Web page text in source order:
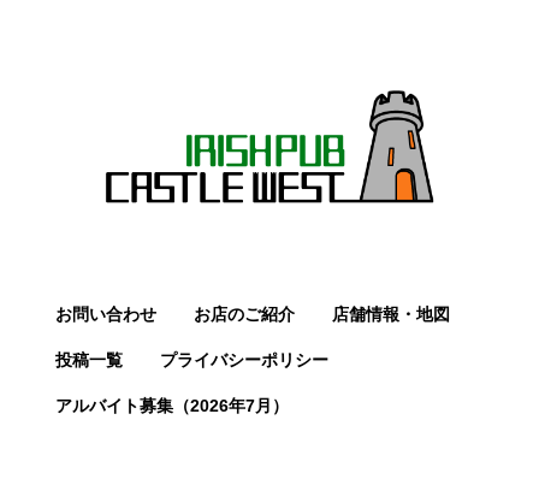
お問い合わせ お店のご紹介 店舗情報・地図
投稿一覧 プライバシーポリシー
アルバイト募集（2026年7月）